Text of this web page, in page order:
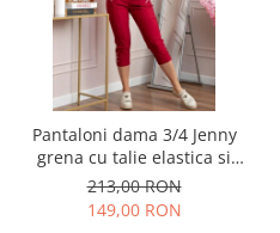
Pantaloni dama 3/4 Jenny
grena cu talie elastica si
fermoare decorative
213,00 RON
149,00 RON